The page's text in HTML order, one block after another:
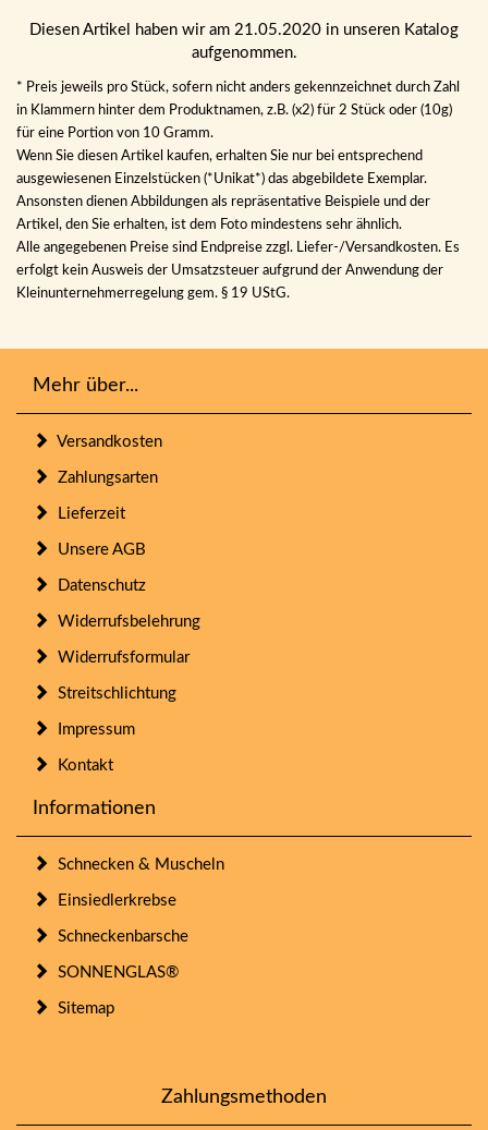
Diesen Artikel haben wir am 21.05.2020 in unseren Katalog
aufgenommen.
* Preis jeweils pro Stück, sofern nicht anders gekennzeichnet durch Zahl
in Klammern hinter dem Produktnamen, z.B. (x2) für 2 Stück oder (10g)
für eine Portion von 10 Gramm.
Wenn Sie diesen Artikel kaufen, erhalten Sie nur bei entsprechend
ausgewiesenen Einzelstücken (*Unikat*) das abgebildete Exemplar.
Ansonsten dienen Abbildungen als repräsentative Beispiele und der
Artikel, den Sie erhalten, ist dem Foto mindestens sehr ähnlich.
Alle angegebenen Preise sind Endpreise zzgl. Liefer-/Versandkosten. Es
erfolgt kein Ausweis der Umsatzsteuer aufgrund der Anwendung der
Kleinunternehmerregelung gem. § 19 UStG.
Mehr über...
Versandkosten
Zahlungsarten
Lieferzeit
Unsere AGB
Datenschutz
Widerrufsbelehrung
Widerrufsformular
Streitschlichtung
Impressum
Kontakt
Informationen
Schnecken & Muscheln
Einsiedlerkrebse
Schneckenbarsche
SONNENGLAS®
Sitemap
Zahlungsmethoden